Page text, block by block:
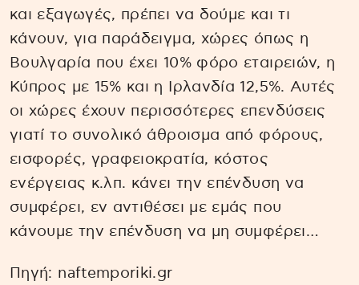
και εξαγωγές, πρέπει να δούμε και τι
κάνουν, για παράδειγμα, χώρες όπως η
Βουλγαρία που έχει 10% φόρο εταιρειών, η
Κύπρος με 15% και η Ιρλανδία 12,5%. Αυτές
οι χώρες έχουν περισσότερες επενδύσεις
γιατί το συνολικό άθροισμα από φόρους,
εισφορές, γραφειοκρατία, κόστος
ενέργειας κ.λπ. κάνει την επένδυση να
συμφέρει, εν αντιθέσει με εμάς που
κάνουμε την επένδυση να μη συμφέρει…
Πηγή: naftemporiki.gr